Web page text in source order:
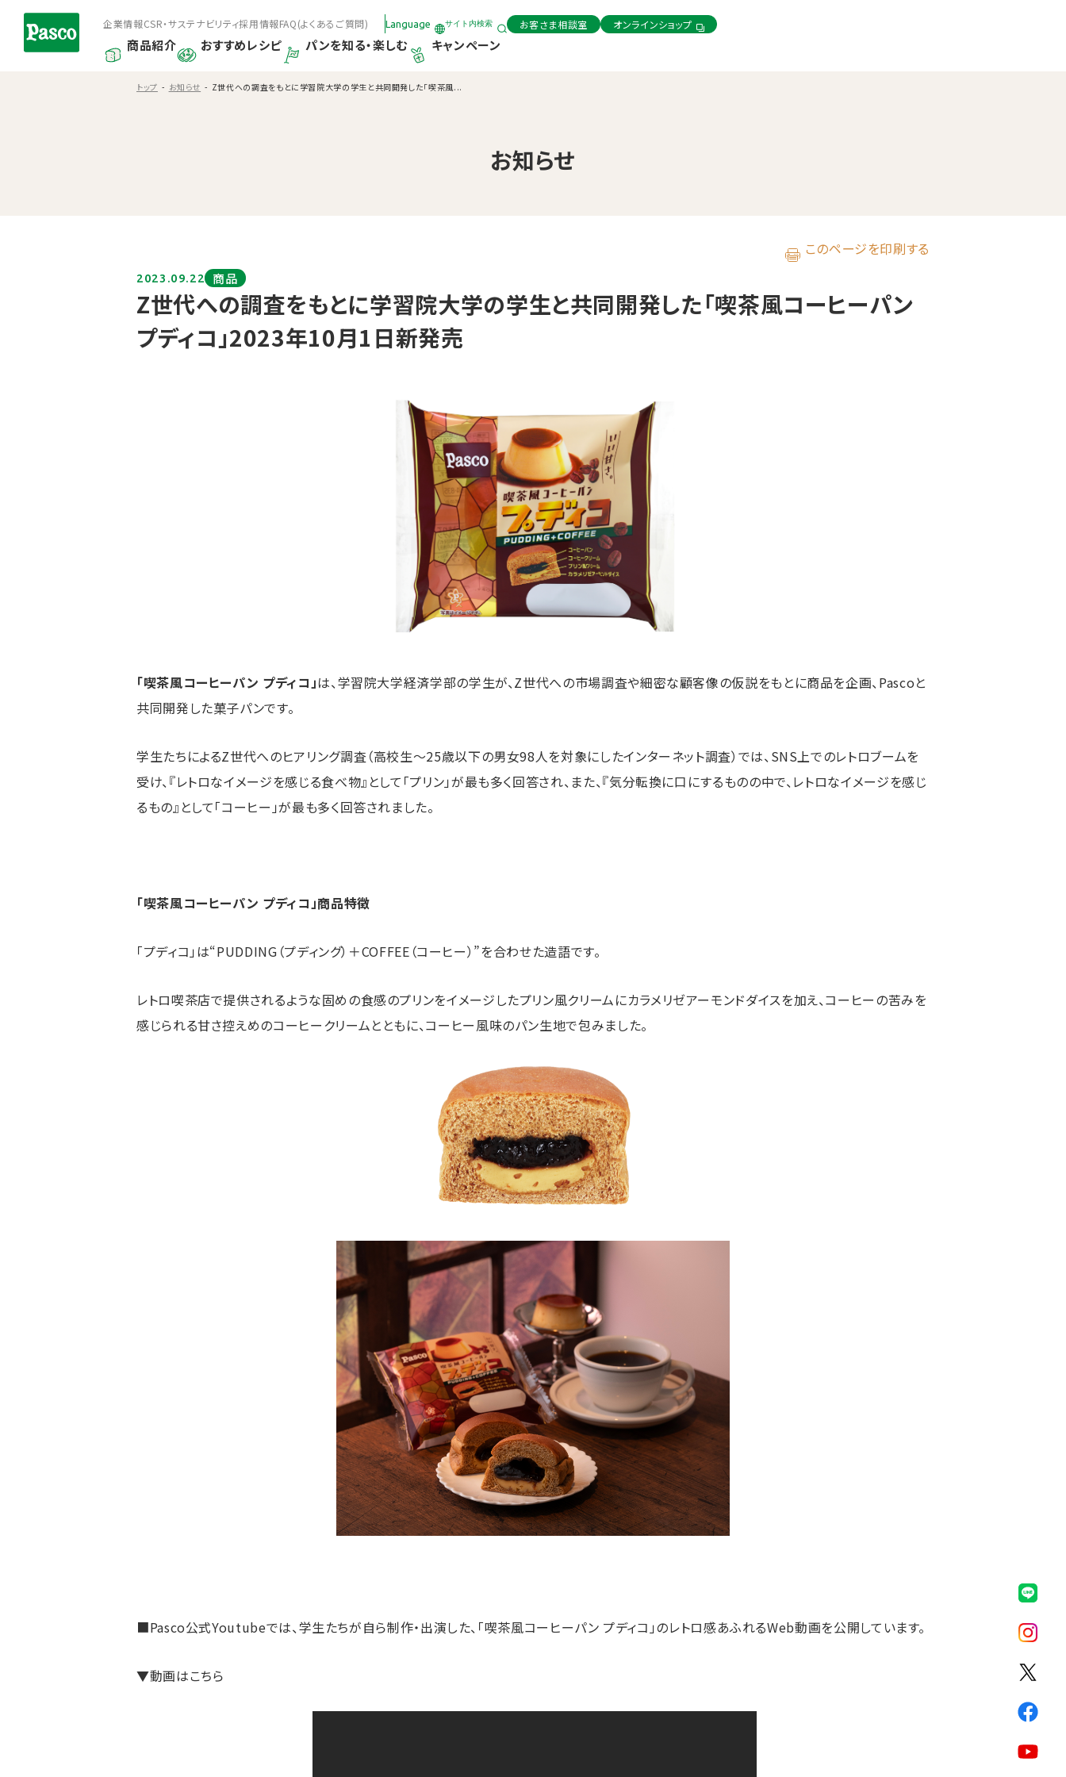
商品紹介 おすすめレシピ パンを知る・楽しむ キャンペーン
サイト内検索
Language
企業情報CSR・サステナビリティ採用情報FAQ(よくあるご質問) お客さま相談室 オンラインショップ
トップ お知らせ Z世代への調査をもとに学習院大学の学生と共同開発した「喫茶風...
お知らせ
Z世代への調査をもとに学習院大学の学生と共同開発した「喫茶風コーヒーパン
プディコ」2023年10月1日新発売
2023.09.22 商品
このページを印刷する
「喫茶風コーヒーパン プディコ」は、学習院大学経済学部の学生が、Z世代への市場調査や細密な顧客像の仮説をもとに商品を企画、Pascoと
共同開発した菓子パンです。
学生たちによるZ世代へのヒアリング調査（高校生～25歳以下の男女98人を対象にしたインターネット調査）では、SNS上でのレトロブームを
受け、『レトロなイメージを感じる食べ物』として「プリン」が最も多く回答され、また、『気分転換に口にするものの中で、レトロなイメージを感じ
るもの』として「コーヒー」が最も多く回答されました。
「喫茶風コーヒーパン プディコ」商品特徴
「プディコ」は“PUDDING（プディング）＋COFFEE（コーヒー）”を合わせた造語です。
レトロ喫茶店で提供されるような固めの食感のプリンをイメージしたプリン風クリームにカラメリゼアーモンドダイスを加え、コーヒーの苦みを
感じられる甘さ控えめのコーヒークリームとともに、コーヒー風味のパン生地で包みました。
■Pasco公式Youtubeでは、学生たちが自ら制作・出演した、「喫茶風コーヒーパン プディコ」のレトロ感あふれるWeb動画を公開しています。
▼動画はこちら